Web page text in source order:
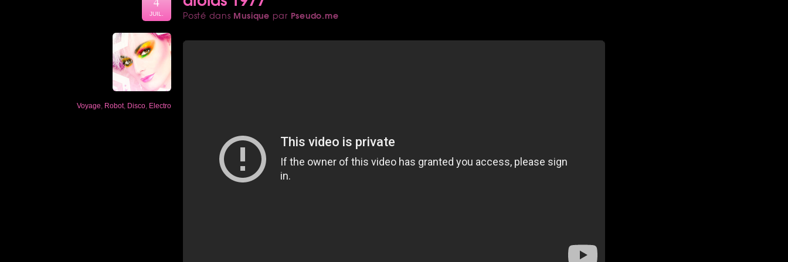
Posté dans Musique par Pseudo.me
JUIL.
Voyage Robot, Disco Electro